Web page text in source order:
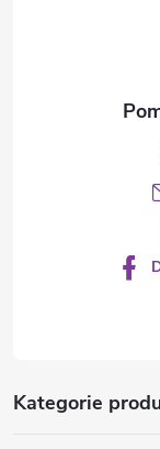
Kategorie